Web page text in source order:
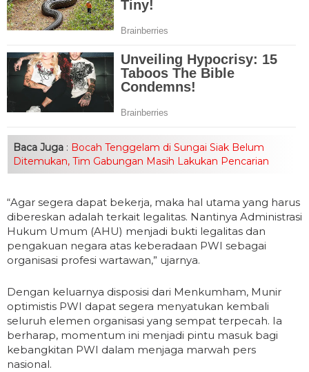
Baca Juga : Bocah Tenggelam di Sungai Siak Belum
Ditemukan, Tim Gabungan Masih Lakukan Pencarian
“Agar segera dapat bekerja, maka hal utama yang harus
dibereskan adalah terkait legalitas. Nantinya Administrasi
Hukum Umum (AHU) menjadi bukti legalitas dan
pengakuan negara atas keberadaan PWI sebagai
organisasi profesi wartawan,” ujarnya.
Dengan keluarnya disposisi dari Menkumham, Munir
optimistis PWI dapat segera menyatukan kembali
seluruh elemen organisasi yang sempat terpecah. Ia
berharap, momentum ini menjadi pintu masuk bagi
kebangkitan PWI dalam menjaga marwah pers
nasional.